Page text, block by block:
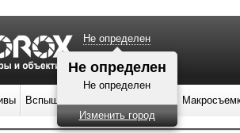
Не определен
Не определен
Не определен
Изменить город
Вспышки